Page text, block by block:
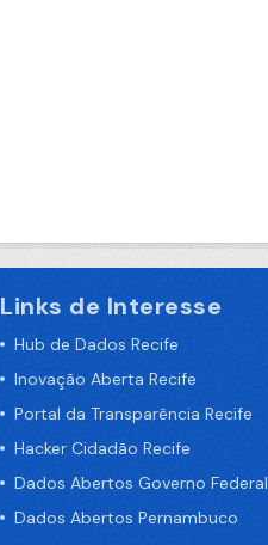
Links de Interesse
Hub de Dados Recife
Inovação Aberta Recife
Portal da Transparência Recife
Hacker Cidadão Recife
Dados Abertos Governo Federal
Dados Abertos Pernambuco